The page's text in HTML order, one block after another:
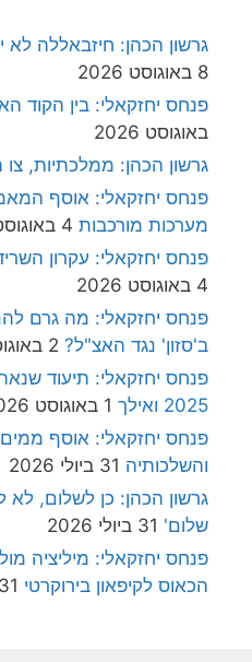
גרשון הכהן: חיזבאללה לא
8 באוגוסט 2026
פנחס יחזקאלי: בין הקוד
באוגוסט 2026
גרשון הכהן: ממלכתיות,
פנחס יחזקאלי: אוסף
מערכות מורכבות 4 באוגוסט 2026
פנחס יחזקאלי: עקרון
4 באוגוסט 2026
פנחס יחזקאלי: מה גרם
ב'סזון' נגד האצ"ל? 2 באוגוסט 2026
פנחס יחזקאלי: תיעוד
2025 ואילך
1 באוגוסט 2026
פנחס יחזקאלי: אוסף
והשלכותיה 31 ביולי 2026
גרשון הכהן: כן לשלום,
שלום' 31 ביולי 2026
פנחס יחזקאלי: מיליציה
הכאוס לקיפאון בירוקרטי 31 ביולי 2026